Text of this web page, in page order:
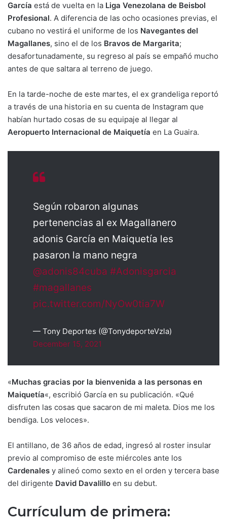
García está de vuelta en la Liga Venezolana de Beisbol
Profesional. A diferencia de las ocho ocasiones previas, el
cubano no vestirá el uniforme de los Navegantes del
Magallanes, sino el de los Bravos de Margarita;
desafortunadamente, su regreso al país se empañó mucho
antes de que saltara al terreno de juego.
En la tarde-noche de este martes, el ex grandeliga reportó
a través de una historia en su cuenta de Instagram que
habían hurtado cosas de su equipaje al llegar al
Aeropuerto Internacional de Maiquetía en La Guaira.
Según robaron algunas
pertenencias al ex Magallanero
adonis García en Maiquetía les
pasaron la mano negra
@adonis84cuba #Adonisgarcia
#magallanes
pic.twitter.com/NyOw0tia7W
— Tony Deportes (@TonydeporteVzla)
December 15, 2021
«Muchas gracias por la bienvenida a las personas en
Maiquetía«, escribió García en su publicación. «Qué
disfruten las cosas que sacaron de mi maleta. Dios me los
bendiga. Los veloces».
El antillano, de 36 años de edad, ingresó al roster insular
previo al compromiso de este miércoles ante los
Cardenales y alineó como sexto en el orden y tercera base
del dirigente David Davalillo en su debut.
Currículum de primera: